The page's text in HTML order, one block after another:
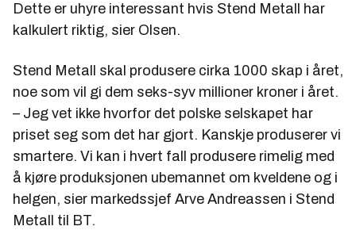
Dette er uhyre interessant hvis Stend Metall har
kalkulert riktig, sier Olsen.
Stend Metall skal produsere cirka 1000 skap i året,
noe som vil gi dem seks-syv millioner kroner i året.
– Jeg vet ikke hvorfor det polske selskapet har
priset seg som det har gjort. Kanskje produserer vi
smartere. Vi kan i hvert fall produsere rimelig med
å kjøre produksjonen ubemannet om kveldene og i
helgen, sier markedssjef Arve Andreassen i Stend
Metall til BT.